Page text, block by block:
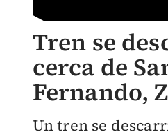
Tren se
cerca de
Fernando,
Un tren se